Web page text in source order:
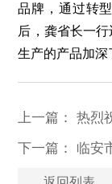
品牌，通过转
后，龚省长一
生产的产品加深
上一篇：热烈
下一篇： 临安